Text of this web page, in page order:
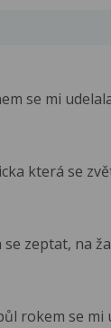
se mi
která se
zeptat, na
rokem se mi